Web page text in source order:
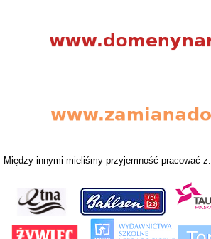
Między innymi mieliśmy przyjemność pracować z: